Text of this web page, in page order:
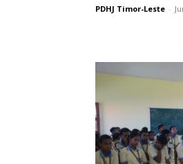
PDHJ Timor-Leste -